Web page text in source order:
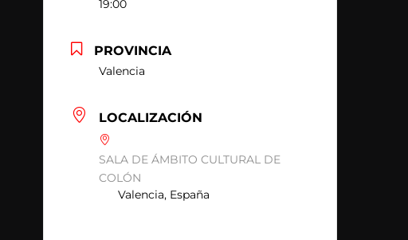
19:00
PROVINCIA
Valencia
LOCALIZACIÓN
SALA DE ÁMBITO CULTURAL DE
COLÓN
Valencia, España